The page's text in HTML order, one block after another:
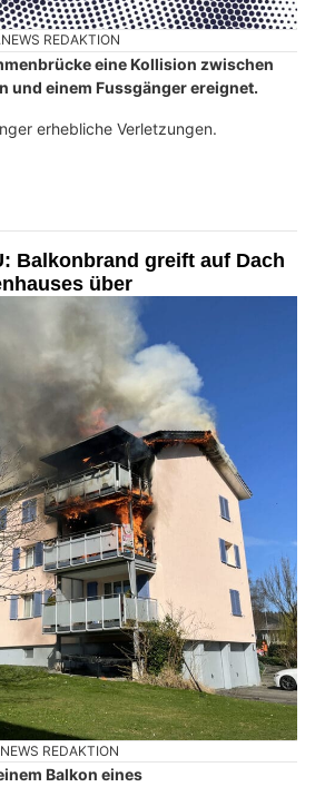
REDAKTION
eine Kollision zwischen
und einem Fussgänger ereignet.
erhebliche Verletzungen.
Balkonbrand greift auf Dach
über
REDAKTION
Balkon eines